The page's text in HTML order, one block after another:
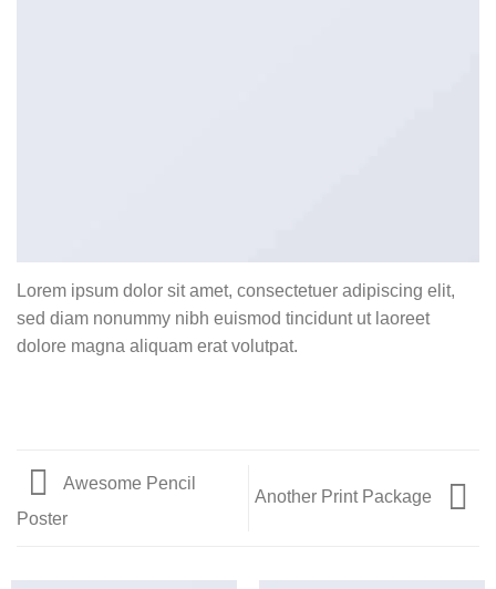
Lorem ipsum dolor sit amet, consectetuer adipiscing elit,
sed diam nonummy nibh euismod tincidunt ut laoreet
dolore magna aliquam erat volutpat.
Awesome Pencil
Poster
Another Print Package